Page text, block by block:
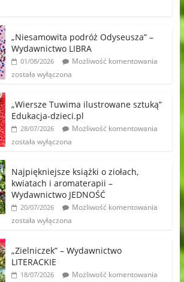
„Niesamowita podróż Odyseusza” –
Wydawnictwo LIBRA
01/08/2026
Możliwość komentowania
została wyłączona
„Wiersze Tuwima ilustrowane sztuką”
Edukacja-dzieci.pl
28/07/2026
Możliwość komentowania
została wyłączona
Najpiękniejsze książki o ziołach,
kwiatach i aromaterapii –
Wydawnictwo JEDNOŚĆ
20/07/2026
Możliwość komentowania
została wyłączona
„Zielniczek” – Wydawnictwo
LITERACKIE
18/07/2026
Możliwość komentowania